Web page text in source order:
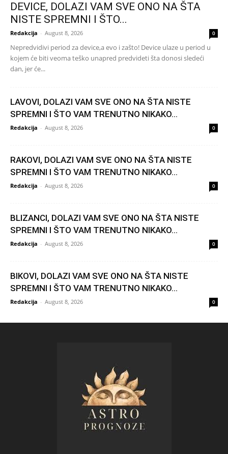
DEVICE, DOLAZI VAM SVE ONO NA ŠTA
NISTE SPREMNI I ŠTO...
Redakcija - August 8, 2026 0
Nepredvidivi period za device,a evo i zašto! Device ulaze u period u
kojem će biti veoma teško unapred predvideti šta donosi sledeći
dan, jer će...
LAVOVI, DOLAZI VAM SVE ONO NA ŠTA NISTE
SPREMNI I ŠTO VAM TRENUTNO NIKAKO...
Redakcija - August 8, 2026 0
RAKOVI, DOLAZI VAM SVE ONO NA ŠTA NISTE
SPREMNI I ŠTO VAM TRENUTNO NIKAKO...
Redakcija - August 8, 2026 0
BLIZANCI, DOLAZI VAM SVE ONO NA ŠTA NISTE
SPREMNI I ŠTO VAM TRENUTNO NIKAKO...
Redakcija - August 8, 2026 0
BIKOVI, DOLAZI VAM SVE ONO NA ŠTA NISTE
SPREMNI I ŠTO VAM TRENUTNO NIKAKO...
Redakcija - August 8, 2026 0